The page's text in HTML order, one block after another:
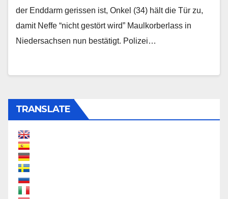
der Enddarm gerissen ist, Onkel (34) hält die Tür zu,
damit Neffe “nicht gestört wird” Maulkorberlass in
Niedersachsen nun bestätigt. Polizei…
TRANSLATE